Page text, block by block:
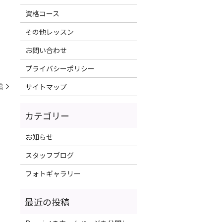
資格コース
その他レッスン
お問い合わせ
プライバシーポリシー
サイトマップ
お知らせ
スタッフブログ
フォトギャラリー